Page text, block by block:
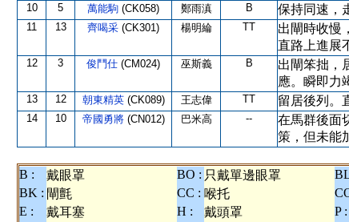
10 5 萬能駒 (CK058) 鄭雨滇 B 保持同速，
11 13 齊喝采 (CK301) 楊明綸 TT
出閘時收慢
直路上進展
12 3 俊鬥仕 (CM024) 巫斯義 B
出閘笨拙，
應。瞬即力
13 12 朝東精英 (CK089) 王志偉 TT 留居後列。
14 10 帝國勇將 (CN012) 巴米高 --
在馬群後面
策，但未能
B : 戴眼罩 BO : 只戴單邊眼罩
BK : 閘氈 CC : 喉托
E :
戴耳塞 H : 戴頭罩 P :